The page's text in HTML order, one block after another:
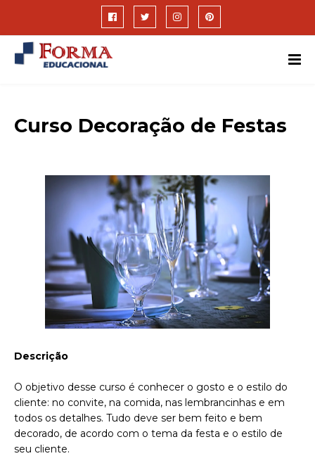
Curso Decoração de Festas
Descrição
O objetivo desse curso é conhecer o gosto e o estilo do
cliente: no convite, na comida, nas lembrancinhas e em
todos os detalhes. Tudo deve ser bem feito e bem
decorado, de acordo com o tema da festa e o estilo de
seu cliente.